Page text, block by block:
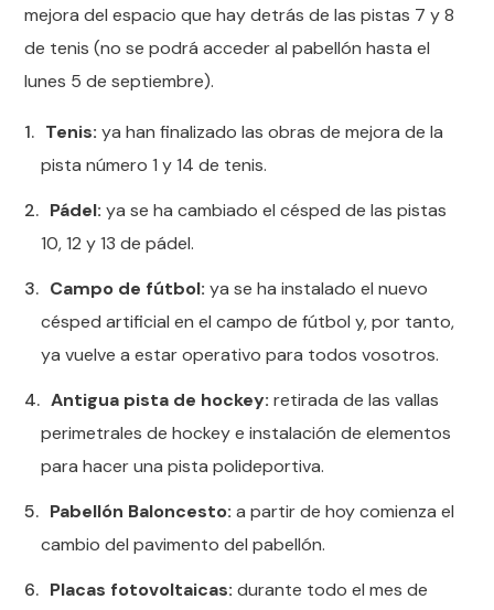
mejora del espacio que hay detrás de las pistas 7 y 8
de tenis (no se podrá acceder al pabellón hasta el
lunes 5 de septiembre).
Tenis: ya han finalizado las obras de mejora de la
pista número 1 y 14 de tenis.
Pádel: ya se ha cambiado el césped de las pistas
10, 12 y 13 de pádel.
Campo de fútbol: ya se ha instalado el nuevo
césped artificial en el campo de fútbol y, por tanto,
ya vuelve a estar operativo para todos vosotros.
Antigua pista de hockey: retirada de las vallas
perimetrales de hockey e instalación de elementos
para hacer una pista polideportiva.
Pabellón Baloncesto: a partir de hoy comienza el
cambio del pavimento del pabellón.
Placas fotovoltaicas: durante todo el mes de